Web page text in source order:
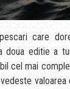
care
editie a
cel mai